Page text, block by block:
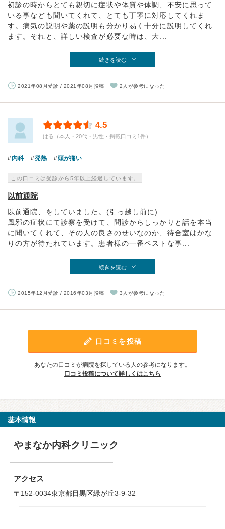
初診の時からとても親切に症状や体質や体調、不安に思って
いる事なども聞いてくれて、とても丁寧に対応してくれま
す。病気の説明や薬の説明も分かり易く十分に説明してくれ
ます。それと、詳しい検査が必要な時は、大...
続きを読む
2021年08月受診 / 2021年08月投稿 2人が参考になった
4.5
はる（本人・20代・男性・掲載口コミ1件）
内科 発熱 頭が痛い
この口コミは受診から5年以上経過しています。
以前通院
以前通院、をしていました。(引っ越し前に)
風邪の症状にて診察を受けて、問診からしっかりと話を本当
に聞いてくれて、その人の良さのせいなのか、待合室はかな
りの方が待たれています。患者様の一番ベストな事...
続きを読む
2015年12月受診 / 2016年03月投稿 3人が参考になった
口コミを投稿
あなたの口コミが病院を探している人の参考になります。
口コミ投稿について詳しくはこちら
基本情報
やまなか内科クリニック
アクセス
〒152-0034東京都目黒区緑が丘3-9-32